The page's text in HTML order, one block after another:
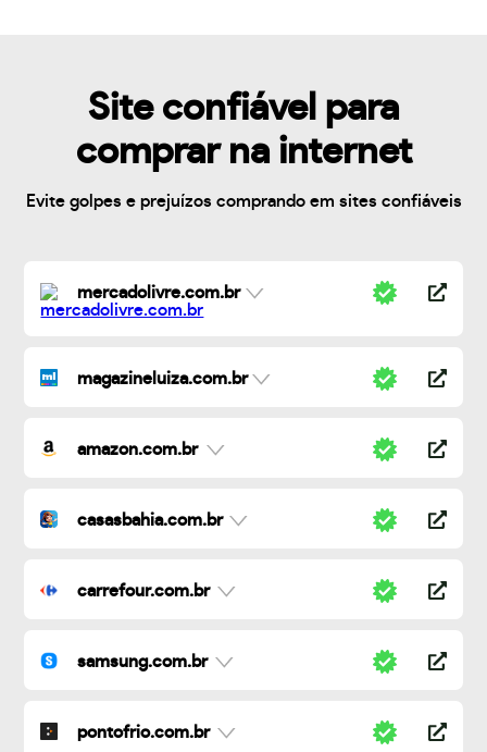
Site confiável para
comprar na internet
Evite golpes e prejuízos comprando em sites confiáveis
mercadolivre.com.br
magazineluiza.com.br
amazon.com.br
casasbahia.com.br
carrefour.com.br
samsung.com.br
pontofrio.com.br